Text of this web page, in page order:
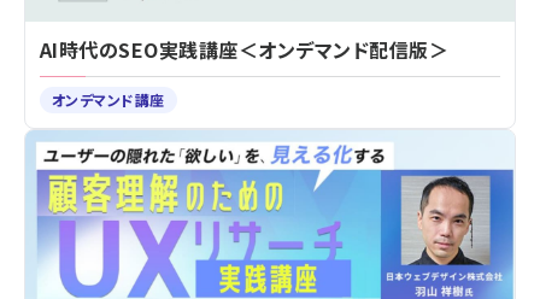
AI時代のSEO実践講座＜オンデマンド配信版＞
オンデマンド講座